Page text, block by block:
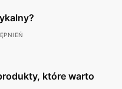
które warto